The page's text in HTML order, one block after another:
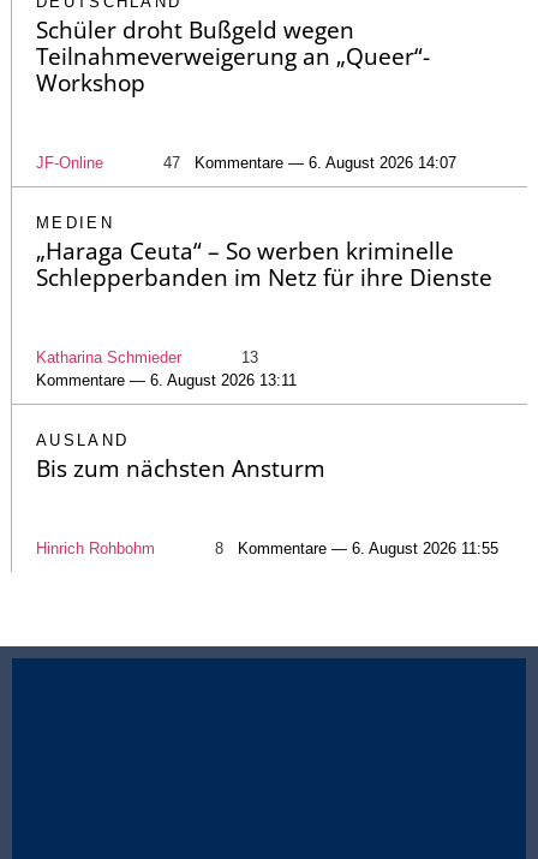
Schüler droht Bußgeld wegen
Teilnahmeverweigerung an „Queer“-
Workshop
JF-Online 47 Kommentare — 6. August 2026 14:07
MEDIEN
„Haraga Ceuta“ – So werben kriminelle
Schlepperbanden im Netz für ihre Dienste
Katharina Schmieder
13
Kommentare — 6. August 2026 13:11
AUSLAND
Bis zum nächsten Ansturm
Hinrich Rohbohm 8 Kommentare — 6. August 2026 11:55